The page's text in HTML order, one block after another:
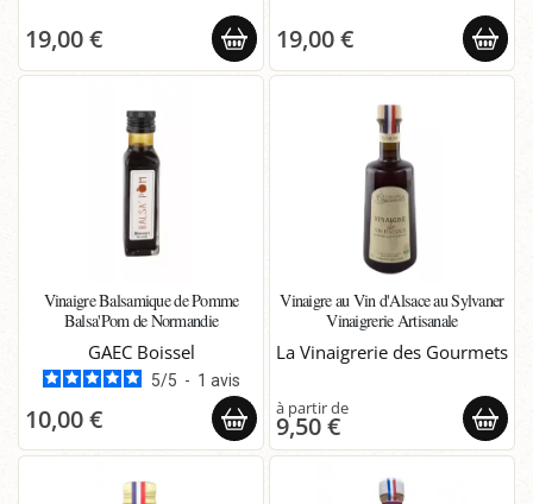
19,00 € 19,00 €
Vinaigre Balsamique de Pomme
Balsa'Pom de Normandie
GAEC Boissel
5/5 - 1 avis
10,00 €
Vinaigre au Vin d'Alsace au Sylvaner
Vinaigrerie Artisanale
La Vinaigrerie des Gourmets
9,50 €